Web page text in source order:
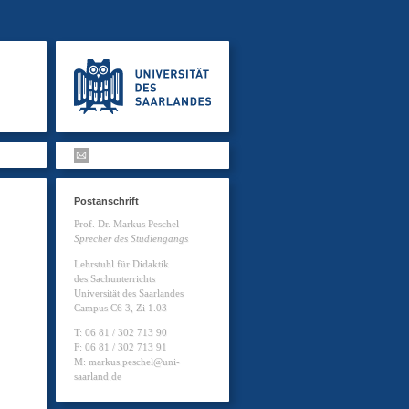
Postanschrift
Prof. Dr. Markus Peschel
Sprecher des Studiengangs
Lehrstuhl für Didaktik
des Sachunterrichts
Universität des Saarlandes
Campus C6 3, Zi 1.03
T: 06 81 / 302 713 90
F: 06 81 / 302 713 91
M: markus.peschel@uni-
saarland.de